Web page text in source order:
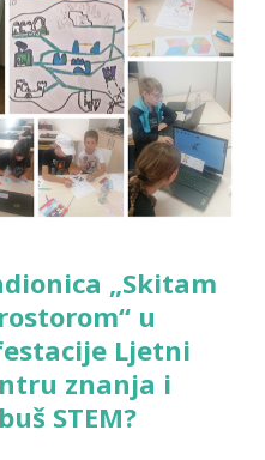
„Skitam
u
Ljetni
znanja i
STEM?